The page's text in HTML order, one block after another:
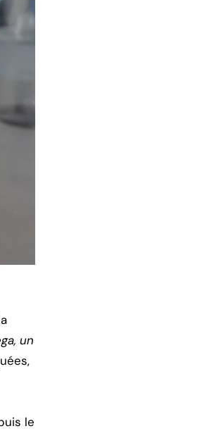
un
le